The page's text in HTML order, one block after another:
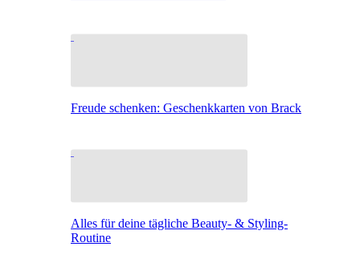
Freude schenken: Geschenkkarten von Brack
Alles für deine tägliche Beauty- & Styling-
Routine